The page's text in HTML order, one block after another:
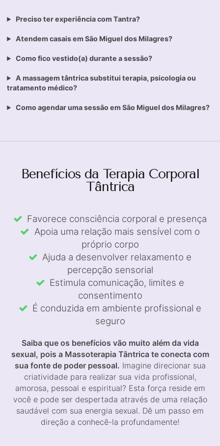
Preciso ter experiência com Tantra?
Atendem casais em São Miguel dos Milagres?
Como fico vestido(a) durante a sessão?
A massagem tântrica substitui terapia, psicologia ou
tratamento médico?
Como agendar uma sessão em São Miguel dos Milagres?
Benefícios da Terapia Corporal
Tântrica
Favorece consciência corporal e presença
Apoia uma relação mais sensível com o
próprio corpo
Ajuda a desenvolver relaxamento e
percepção sensorial
Estimula comunicação, limites e
consentimento
É conduzida em ambiente profissional e
seguro
Saiba que os benefícios vão muito além da vida
sexual, pois a Massoterapia Tântrica te conecta com
sua fonte de poder pessoal. Imagine direcionar sua
criatividade para realizar sua vida profissional,
amorosa, pessoal e espiritual? Esta força reside em
você e pode ser despertada através de uma relação
saudável com sua energia sexual. Dê um passo em
direção a conhecê-la profundamente!